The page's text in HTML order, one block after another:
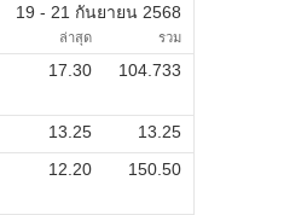
19 - 21 กันยายน 2568
ล่าสุด รวม
17.30 104.733
13.25
13.25
12.20 150.50